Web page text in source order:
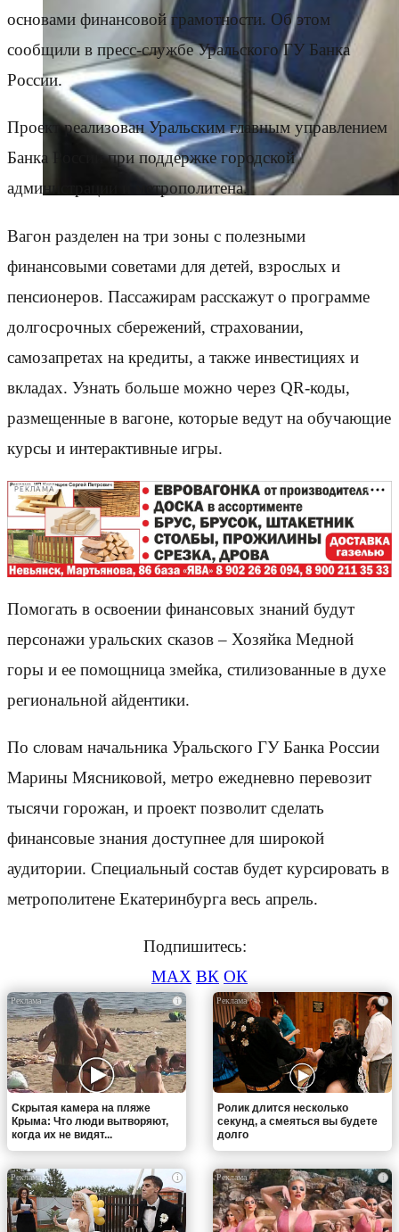
основами финансовой грамотности. Об этом
сообщили в пресс-службе Уральского ГУ Банка
России.
Проект реализован Уральским главным управлением
Банка России при поддержке городской
администрации и метрополитена.
Вагон разделен на три зоны с полезными
финансовыми советами для детей, взрослых и
пенсионеров. Пассажирам расскажут о программе
долгосрочных сбережений, страховании,
самозапретах на кредиты, а также инвестициях и
вкладах. Узнать больше можно через QR-коды,
размещенные в вагоне, которые ведут на обучающие
курсы и интерактивные игры.
РЕКЛАМА
Помогать в освоении финансовых знаний будут
персонажи уральских сказов – Хозяйка Медной
горы и ее помощница змейка, стилизованные в духе
региональной айдентики.
По словам начальника Уральского ГУ Банка России
Марины Мясниковой, метро ежедневно перевозит
тысячи горожан, и проект позволит сделать
финансовые знания доступнее для широкой
аудитории. Специальный состав будет курсировать в
метрополитене Екатеринбурга весь апрель.
Подпишитесь:
MAX ВК ОК
i
Скрытая камера на пляже
Крыма: Что люди вытворяют,
когда их не видят...
i
Ролик длится несколько
секунд, а смеяться вы будете
долго
i i